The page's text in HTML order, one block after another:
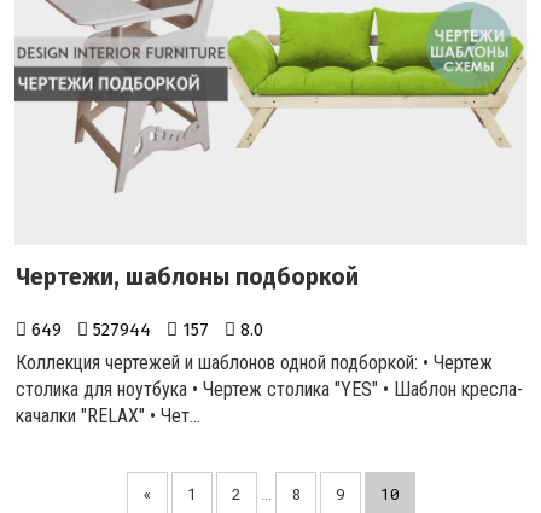
Чертежи, шаблоны подборкой
649 527944 157 8.0
Коллекция чертежей и шаблонов одной подборкой: • Чертеж
столика для ноутбука • Чертеж столика "YES" • Шаблон кресла-
качалки "RELAX" • Чет...
« 1 2 ... 8 9 10